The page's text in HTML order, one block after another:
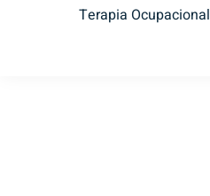
Terapia Ocupacional